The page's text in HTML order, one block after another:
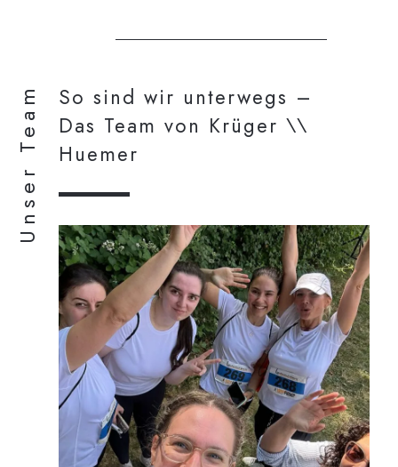
Unser Team
So sind wir unterwegs –
Das Team von Krüger \\
Huemer